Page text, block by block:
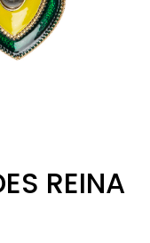
REINA